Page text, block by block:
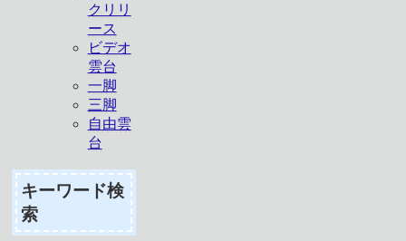
クリリ
ース
ビデオ
雲台
一脚
三脚
自由雲
台
キーワード検
索